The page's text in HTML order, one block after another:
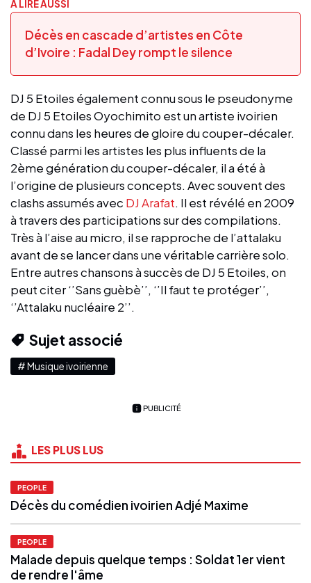
A LIRE AUSSI
Décès en cascade d’artistes en Côte
d’Ivoire : Fadal Dey rompt le silence
DJ 5 Etoiles également connu sous le pseudonyme
de DJ 5 Etoiles Oyochimito est un artiste ivoirien
connu dans les heures de gloire du couper-décaler.
Classé parmi les artistes les plus influents de la
2ème génération du couper-décaler, il a été à
l’origine de plusieurs concepts. Avec souvent des
clashs assumés avec DJ Arafat. Il est révélé en 2009
à travers des participations sur des compilations.
Très à l’aise au micro, il se rapproche de l’attalaku
avant de se lancer dans une véritable carrière solo.
Entre autres chansons à succès de DJ 5 Etoiles, on
peut citer ‘’Sans guèbè’’, ‘’Il faut te protéger’’,
‘’Attalaku nucléaire 2’’.
Sujet associé
# Musique ivoirienne
PUBLICITÉ
LES PLUS LUS
PEOPLE
Décès du comédien ivoirien Adjé Maxime
PEOPLE
Malade depuis quelque temps : Soldat 1er vient
de rendre l'âme